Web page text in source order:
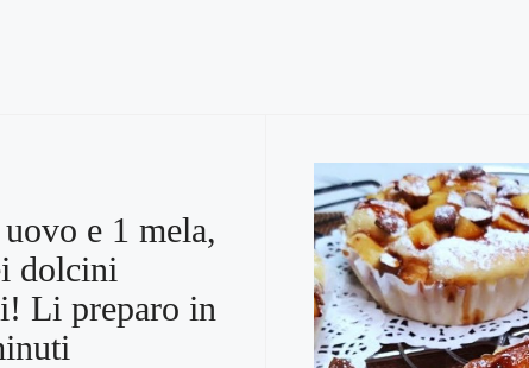
e 1 mela,
dolcini
Li preparo in